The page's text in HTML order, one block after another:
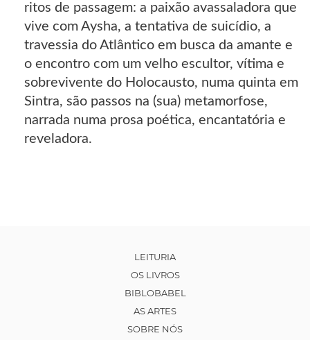
ritos de passagem: a paixão avassaladora que
vive com Aysha, a tentativa de suicídio, a
travessia do Atlântico em busca da amante e
o encontro com um velho escultor, vítima e
sobrevivente do Holocausto, numa quinta em
Sintra, são passos na (sua) metamorfose,
narrada numa prosa poética, encantatória e
reveladora.
LEITURIA
OS LIVROS
BIBLOBABEL
AS ARTES
SOBRE NÓS